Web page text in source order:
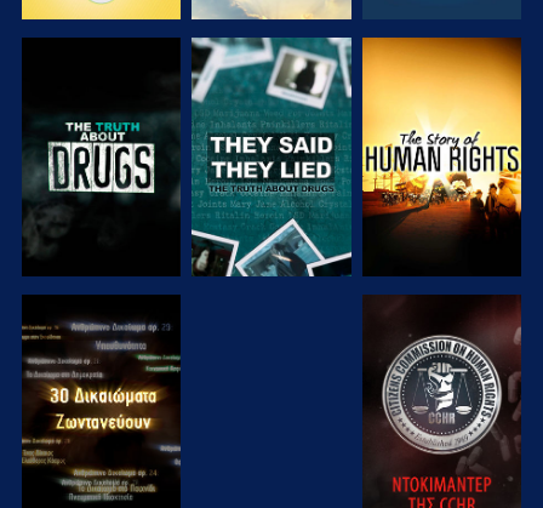
ΠΑΡΑΚΟΛΟΥΘΗΣΤΕ ΠΑΡΑΚΟΛΟΥΘΗΣΤΕ ΠΑΡΑΚΟΛΟΥΘΗΣΤΕ
ΠΑΡΑΚΟΛΟΥΘΗΣΤΕ ΠΑΡΑΚΟΛΟΥΘΗΣΤΕ